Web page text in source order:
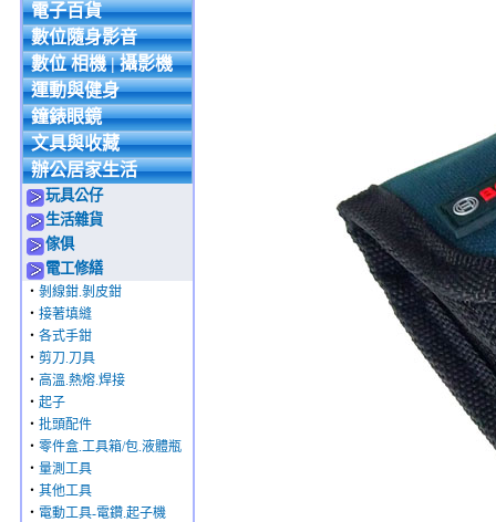
電子百貨
數位隨身影音
數位 相機 | 攝影機
運動與健身
鐘錶眼鏡
文具與收藏
辦公居家生活
玩具公仔
生活雜貨
傢俱
電工修繕
‧ 剝線鉗.剝皮鉗
‧ 接著填縫
‧ 各式手鉗
‧ 剪刀.刀具
‧ 高溫.熱熔.焊接
‧ 起子
‧ 批頭配件
‧ 零件盒.工具箱/包.液體瓶
‧ 量測工具
‧ 其他工具
‧ 電動工具-電鑽.起子機